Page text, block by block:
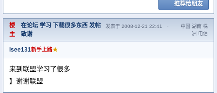
推荐给朋友
楼
主
在论坛 学习 下载很多东西 发帖
致谢
发表于 2008-12-21 22:41 ·
中国 湖南 株
洲 电信
isee131新手上路★
来到联盟学习了很多
】谢谢联盟